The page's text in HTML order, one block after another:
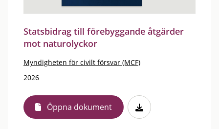
Statsbidrag till förebyggande åtgärder
mot naturolyckor
Myndigheten för civilt försvar (MCF)
2026
Öppna dokument